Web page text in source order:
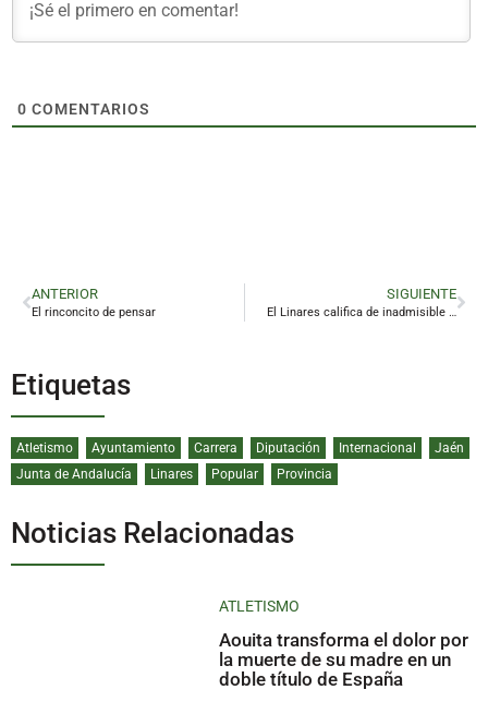
0 COMENTARIOS
ANTERIOR
El rinconcito de pensar
SIGUIENTE
El Linares califica de inadmisible el clima hostil vivido por el juvenil de Liga Nacional en Melilla
Etiquetas
Atletismo Ayuntamiento Carrera Diputación Internacional
Jaén
Junta de Andalucía
Linares Popular Provincia
Noticias Relacionadas
ATLETISMO
Aouita transforma el dolor por
la muerte de su madre en un
doble título de España